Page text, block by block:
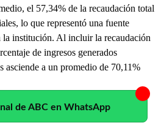
el 57,34% de la recaudación total
lo que representó una fuente
la institución. Al incluir la recaudación
de ingresos generados
asciende a un promedio de 70,11%
de ABC en WhatsApp